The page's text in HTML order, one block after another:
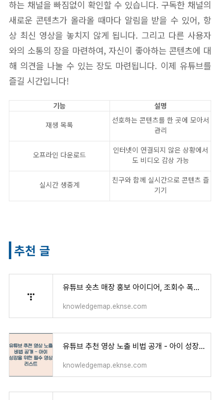
하는 채널을 빠짐없이 확인할 수 있습니다. 구독한 채널의
새로운 콘텐츠가 올라올 때마다 알림을 받을 수 있어, 항
상 최신 영상을 놓치지 않게 됩니다. 그리고 다른 사용자
와의 소통의 장을 마련하여, 자신이 좋아하는 콘텐츠에 대
해 의견을 나눌 수 있는 장도 마련됩니다. 이제 유튜브를
즐길 시간입니다!
기능
설명
재생 목록
선호하는 콘텐츠를 한 곳에 모아서
관리
오프라인 다운로드
인터넷이 연결되지 않은 상황에서
도 비디오 감상 가능
실시간 생중계
친구와 함께 실시간으로 콘텐츠 즐
기기
추천 글
유튜브 숏츠 매장 홍보 아이디어, 조회수 폭발을 위한 팁 대공개
knowledgemap.eknse.com
유튜브 추천 영상 노출 비법 공개 - 아이 성장을 위한 필수 영상 리스트
knowledgemap.eknse.com